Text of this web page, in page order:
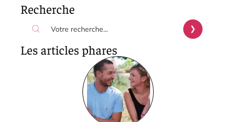
Recherche
Les articles phares